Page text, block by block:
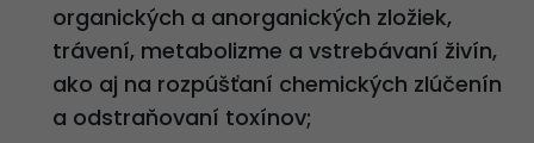
organických a anorganických zložiek,
trávení, metabolizme a vstrebávaní živín,
ako aj na rozpúšťaní chemických zlúčenín
a odstraňovaní toxínov;